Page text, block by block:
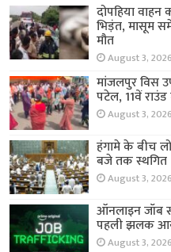
दोपहिया
भिड़ंत, मासूम
मौत
August 3, 2026
मांजलपुर विस
पटेल, 11वें
August 3, 2026
हंगामे के बीच
बजे तक स्थगित
August 3, 2026
ऑनलाइन जॉब
पहली झलक
August 3, 2026